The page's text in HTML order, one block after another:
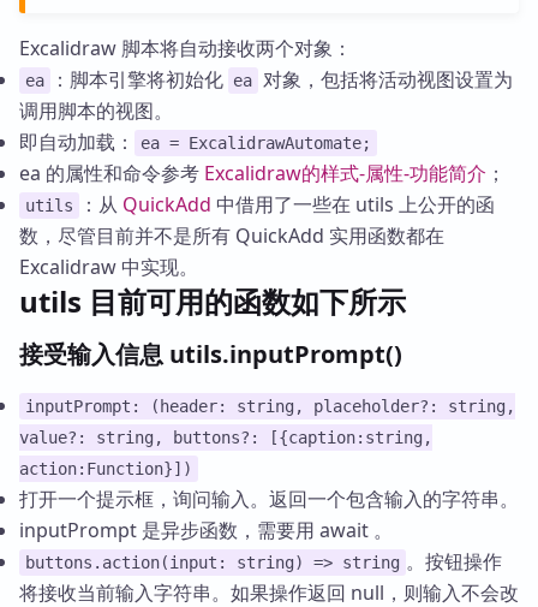
Excalidraw 脚本将自动接收两个对象：
ea ：脚本引擎将初始化 ea 对象，包括将活动视图设置为
调用脚本的视图。
即自动加载：
ea = ExcalidrawAutomate;
ea 的属性和命令参考 Excalidraw的样式-属性-功能简介 ；
utils ：从 QuickAdd 中借用了一些在 utils 上公开的函
数，尽管目前并不是所有 QuickAdd 实用函数都在
Excalidraw 中实现。
utils 目前可用的函数如下所示
接受输入信息 utils.inputPrompt()
inputPrompt: (header: string, placeholder?: string,
value?: string, buttons?: [{caption:string,
action:Function}])
打开一个提示框，询问输入。返回一个包含输入的字符串。
inputPrompt 是异步函数，需要用 await 。
buttons.action(input: string) => string 。按钮操作
将接收当前输入字符串。如果操作返回 null，则输入不会改